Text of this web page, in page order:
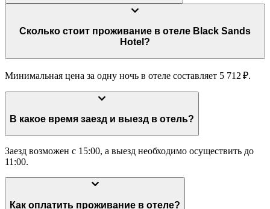
Сколько стоит проживание в отеле Black Sands
Hotel?
Минимальная цена за одну ночь в отеле составляет 5 712 ₽.
В какое время заезд и выезд в отель?
Заезд возможен с 15:00, а выезд необходимо осуществить до
11:00.
Как оплатить проживание в отеле?